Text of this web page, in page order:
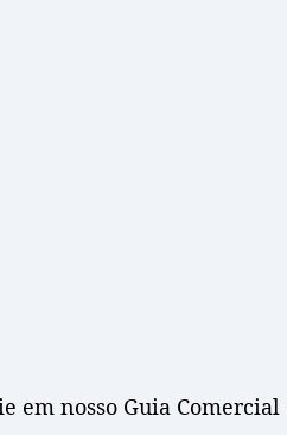
em nosso Guia